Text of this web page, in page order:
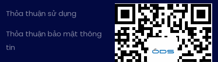
Thỏa thuận sử dụng
Thỏa thuận bảo mật thông
tin